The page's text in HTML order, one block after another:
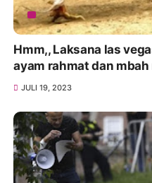
Hmm,, Laksana las
ayam rahmat dan
JULI 19, 2023